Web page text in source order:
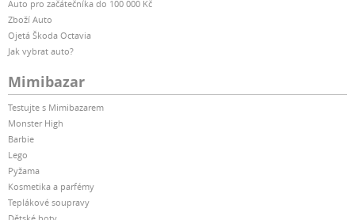
Auto pro začátečníka do 100 000 Kč
Zboží Auto
Ojetá Škoda Octavia
Jak vybrat auto?
Mimibazar
Testujte s Mimibazarem
Monster High
Barbie
Lego
Pyžama
Kosmetika a parfémy
Teplákové soupravy